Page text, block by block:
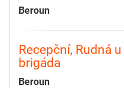
Beroun
Recepční, Rudná
brigáda
Beroun